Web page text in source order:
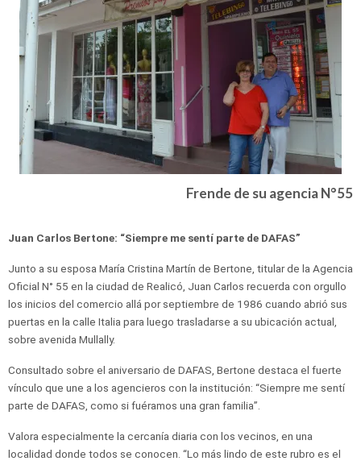
Frende de su agencia N°55
Juan Carlos Bertone: “Siempre me sentí parte de DAFAS”
Junto a su esposa María Cristina Martín de Bertone, titular de la Agencia
Oficial N° 55 en la ciudad de Realicó, Juan Carlos recuerda con orgullo
los inicios del comercio allá por septiembre de 1986 cuando abrió sus
puertas en la calle Italia para luego trasladarse a su ubicación actual,
sobre avenida Mullally.
Consultado sobre el aniversario de DAFAS, Bertone destaca el fuerte
vínculo que une a los agencieros con la institución: “Siempre me sentí
parte de DAFAS, como si fuéramos una gran familia”.
Valora especialmente la cercanía diaria con los vecinos, en una
localidad donde todos se conocen. “Lo más lindo de este rubro es el